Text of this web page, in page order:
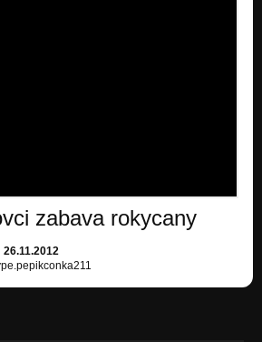
zabava rokycany
26.11.2012